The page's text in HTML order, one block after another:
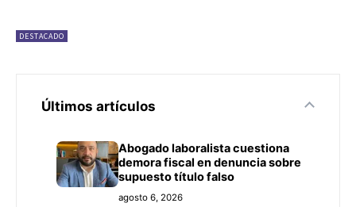
DESTACADO
Últimos artículos
Abogado laboralista cuestiona
demora fiscal en denuncia sobre
supuesto título falso
agosto 6, 2026